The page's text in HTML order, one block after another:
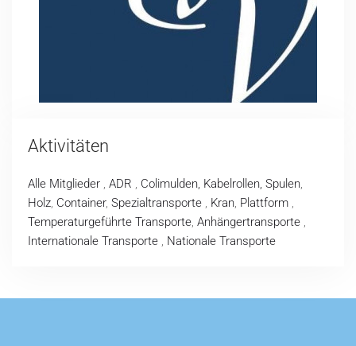
Aktivitäten
Alle Mitglieder , ADR , Colimulden, Kabelrollen, Spulen,
Holz, Container, Spezialtransporte , Kran, Plattform ,
Temperaturgeführte Transporte, Anhängertransporte ,
Internationale Transporte , Nationale Transporte